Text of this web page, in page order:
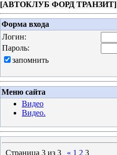
[АВТОКЛУБ ФОРД ТРАНЗИТ]
Форма входа
Логин:
Пароль:
запомнить
Меню сайта
Видео
Видео.
Страница 3 из 3 « 1 2 3